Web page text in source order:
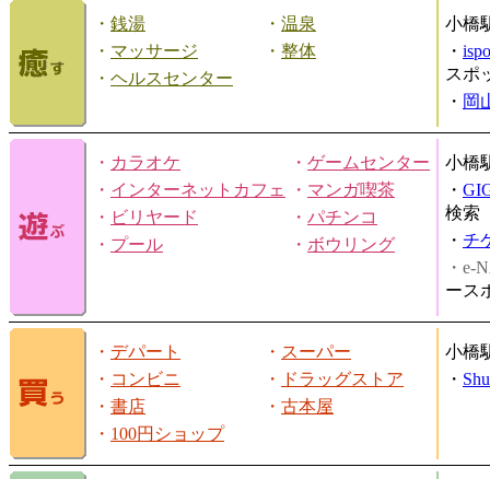
・ 銭湯 ・ 温泉
・ マッサージ ・ 整体
・ ヘルスセンター
小橋
・
スポ
・ 岡
・ カラオケ ・ ゲームセンター
・ インターネットカフェ ・ マンガ喫茶
・ ビリヤード ・ パチンコ
・ プール ・ ボウリング
小橋
・
検索
・ チ
・e-
ース
・ デパート ・ スーパー
・ コンビニ ・
ドラッグストア
・ 書店 ・ 古本屋
・ 100円ショップ
小橋
・